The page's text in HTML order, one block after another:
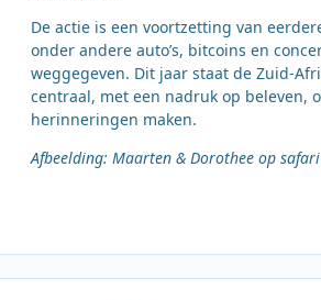
De actie is een voortzetting van
onder andere auto’s, bitcoins en
weggegeven. Dit jaar staat de Zuid-
centraal, met een nadruk op beleven,
herinneringen maken.
Afbeelding: Maarten & Dorothee op